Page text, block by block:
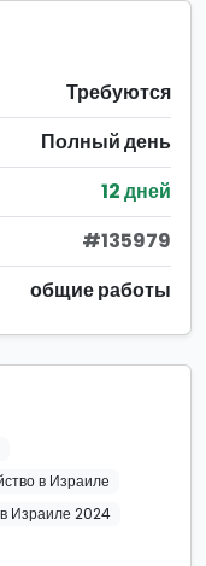
Требуются
Полный день
12 дней
#135979
общие работы
в Израиле
Израиле 2024